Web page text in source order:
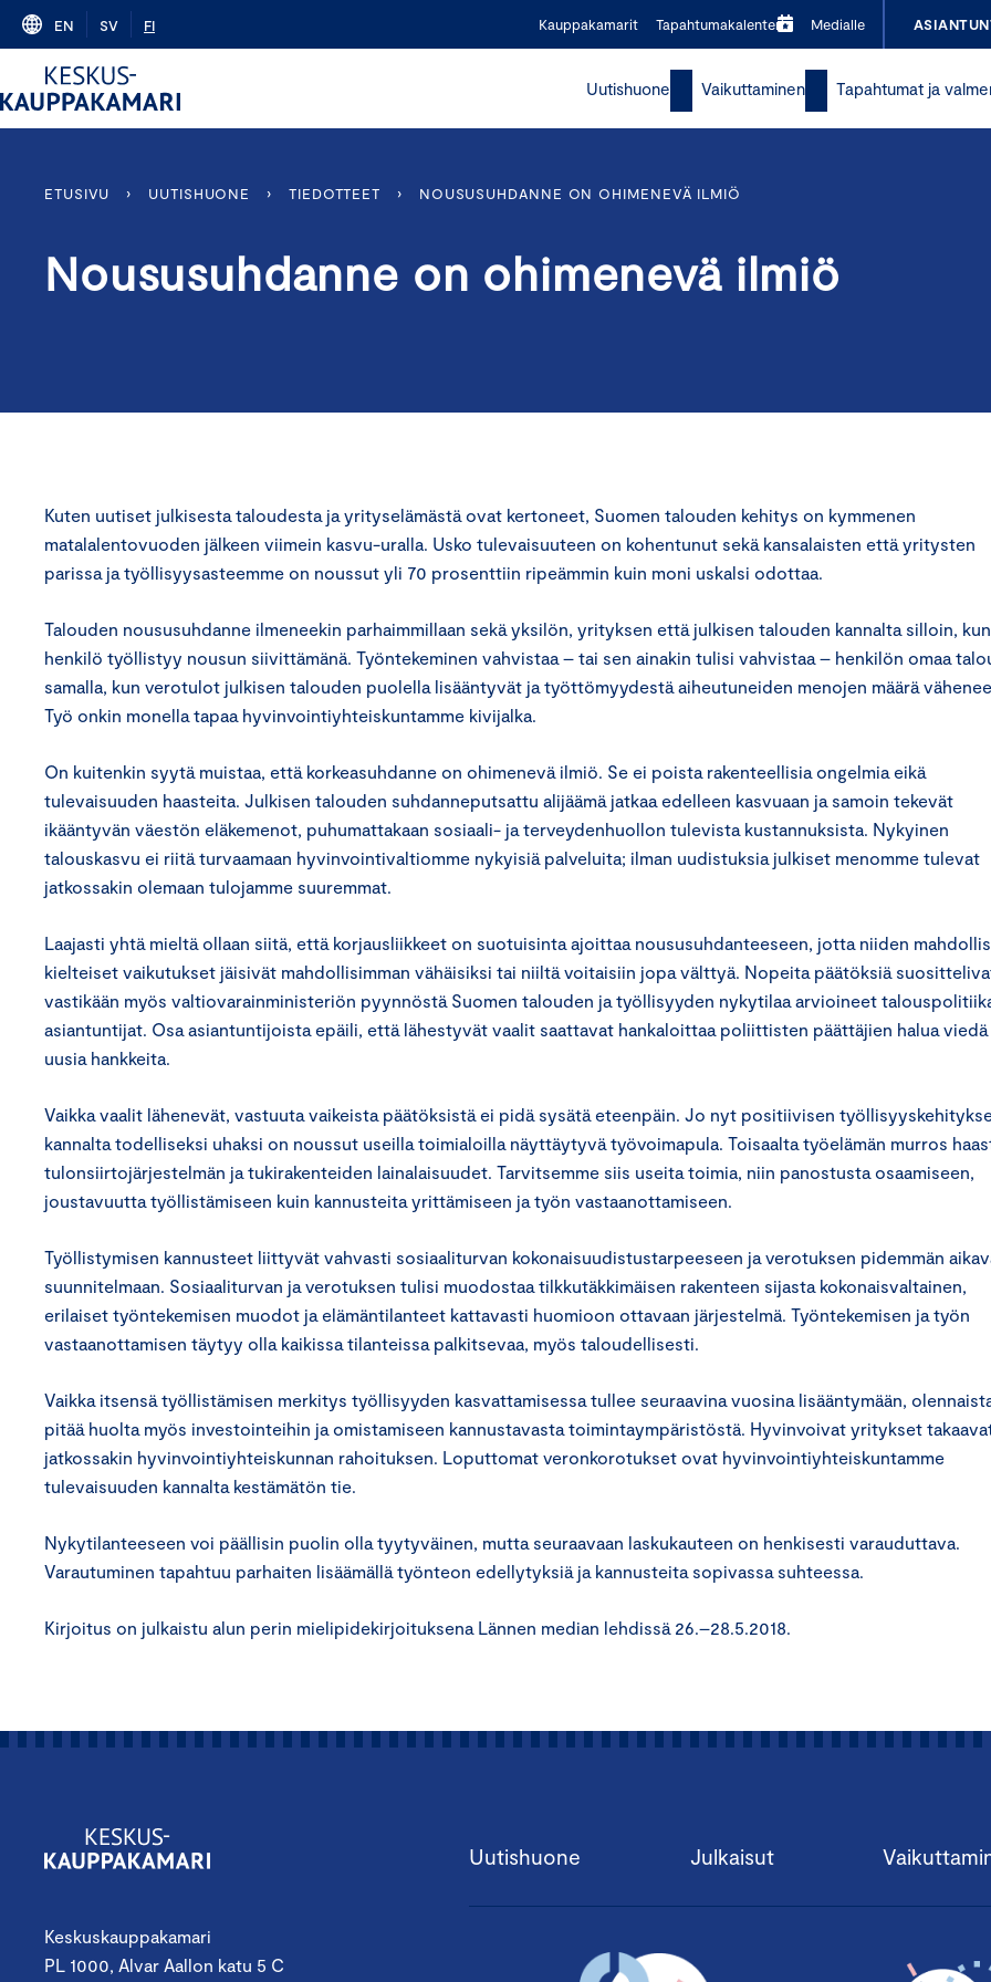
Skip
content
EN SV FI Kauppakamarit Tapahtumakalenteri Medialle
Uutishuone Vaikuttaminen Tapahtumat ja
ETUSIVU › UUTISHUONE › TIEDOTTEET › NOUSUSUHDANNE ON OHIMENEVÄ ILMIÖ
Noususuhdanne on ohimenevä ilmiö
Kuten uutiset julkisesta taloudesta ja yrityselämästä ovat kertoneet, Suomen talouden kehitys on kymmenen
matalalentovuoden jälkeen viimein kasvu-uralla. Usko tulevaisuuteen on kohentunut sekä kansalaisten että yritysten
parissa ja työllisyysasteemme on noussut yli 70 prosenttiin ripeämmin kuin moni uskalsi odottaa.
Talouden noususuhdanne ilmeneekin parhaimmillaan sekä yksilön, yrityksen että julkisen talouden kannalta silloin, kun
henkilö työllistyy nousun siivittämänä. Työntekeminen vahvistaa – tai sen ainakin tulisi vahvistaa – henkilön omaa
samalla, kun verotulot julkisen talouden puolella lisääntyvät ja työttömyydestä aiheutuneiden menojen määrä
Työ onkin monella tapaa hyvinvointiyhteiskuntamme kivijalka.
On kuitenkin syytä muistaa, että korkeasuhdanne on ohimenevä ilmiö. Se ei poista rakenteellisia ongelmia eikä
tulevaisuuden haasteita. Julkisen talouden suhdanneputsattu alijäämä jatkaa edelleen kasvuaan ja samoin tekevät
ikääntyvän väestön eläkemenot, puhumattakaan sosiaali- ja terveydenhuollon tulevista kustannuksista. Nykyinen
talouskasvu ei riitä turvaamaan hyvinvointivaltiomme nykyisiä palveluita; ilman uudistuksia julkiset menomme tulevat
jatkossakin olemaan tulojamme suuremmat.
Laajasti yhtä mieltä ollaan siitä, että korjausliikkeet on suotuisinta ajoittaa noususuhdanteeseen, jotta niiden
kielteiset vaikutukset jäisivät mahdollisimman vähäisiksi tai niiltä voitaisiin jopa välttyä. Nopeita päätöksiä
vastikään myös valtiovarainministeriön pyynnöstä Suomen talouden ja työllisyyden nykytilaa arvioineet
asiantuntijat. Osa asiantuntijoista epäili, että lähestyvät vaalit saattavat hankaloittaa poliittisten päättäjien halua viedä
uusia hankkeita.
Vaikka vaalit lähenevät, vastuuta vaikeista päätöksistä ei pidä sysätä eteenpäin. Jo nyt positiivisen
kannalta todelliseksi uhaksi on noussut useilla toimialoilla näyttäytyvä työvoimapula. Toisaalta työelämän murros
tulonsiirtojärjestelmän ja tukirakenteiden lainalaisuudet. Tarvitsemme siis useita toimia, niin panostusta osaamiseen,
joustavuutta työllistämiseen kuin kannusteita yrittämiseen ja työn vastaanottamiseen.
Työllistymisen kannusteet liittyvät vahvasti sosiaaliturvan kokonaisuudistustarpeeseen ja verotuksen pidemmän
suunnitelmaan. Sosiaaliturvan ja verotuksen tulisi muodostaa tilkkutäkkimäisen rakenteen sijasta kokonaisvaltainen,
erilaiset työntekemisen muodot ja elämäntilanteet kattavasti huomioon ottavaan järjestelmä. Työntekemisen ja työn
vastaanottamisen täytyy olla kaikissa tilanteissa palkitsevaa, myös taloudellisesti.
Vaikka itsensä työllistämisen merkitys työllisyyden kasvattamisessa tullee seuraavina vuosina lisääntymään,
pitää huolta myös investointeihin ja omistamiseen kannustavasta toimintaympäristöstä. Hyvinvoivat yritykset
jatkossakin hyvinvointiyhteiskunnan rahoituksen. Loputtomat veronkorotukset ovat hyvinvointiyhteiskuntamme
tulevaisuuden kannalta kestämätön tie.
Nykytilanteeseen voi päällisin puolin olla tyytyväinen, mutta seuraavaan laskukauteen on henkisesti varauduttava.
Varautuminen tapahtuu parhaiten lisäämällä työnteon edellytyksiä ja kannusteita sopivassa suhteessa.
Kirjoitus on julkaistu alun perin mielipidekirjoituksena Lännen median lehdissä 26.–28.5.2018.
Keskuskauppakamari
PL 1000, Alvar Aallon katu 5 C
Uutishuone Julkaisut